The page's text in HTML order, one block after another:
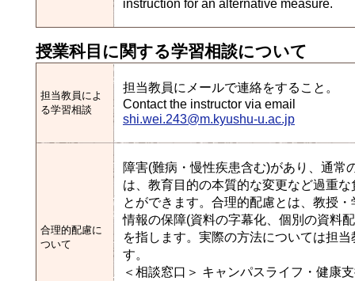
instruction for an alternative measure.
授業科目に関する学習相談について
担当教員によ
る学習相談
担当教員にメールで連絡をすること。
Contact the instructor via email
shi.wei.243@m.kyushu-u.ac.jp
合理的配慮に
ついて
障害(難病・慢性疾患含む)があり、通常
は、教育目的の本質的な変更など過重
とができます。合理的配慮とは、教授
情報の保障(資料の字幕化、個別の資料
を指します。実際の方法については担
す。
＜相談窓口＞ キャンパスライフ・健